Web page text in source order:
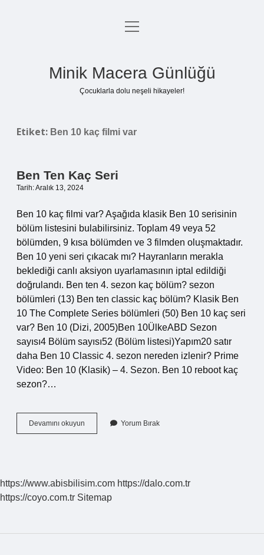
Anasayfa
menüyü
Minik Macera Günlüğü
Çocuklarla dolu neşeli hikayeler!
Etiket: Ben 10 kaç filmi var
Ben Ten Kaç Seri
Tarih: Aralık 13, 2024
Ben 10 kaç filmi var? Aşağıda klasik Ben 10 serisinin
bölüm listesini bulabilirsiniz. Toplam 49 veya 52
bölümden, 9 kısa bölümden ve 3 filmden oluşmaktadır.
Ben 10 yeni seri çıkacak mı? Hayranların merakla
beklediği canlı aksiyon uyarlamasının iptal edildiği
doğrulandı. Ben ten 4. sezon kaç bölüm? sezon
bölümleri (13) Ben ten classic kaç bölüm? Klasik Ben
10 The Complete Series bölümleri (50) Ben 10 kaç seri
var? Ben 10 (Dizi, 2005)Ben 10ÜlkeABD Sezon
sayısı4 Bölüm sayısı52 (Bölüm listesi)Yapım20 satır
daha Ben 10 Classic 4. sezon nereden izlenir? Prime
Video: Ben 10 (Klasik) – 4. Sezon. Ben 10 reboot kaç
sezon?…
Devamını okuyun
Ten
Yorum Bırak
https://www.abisbilisim.com https://dalo.com.tr
https://coyo.com.tr Sitemap